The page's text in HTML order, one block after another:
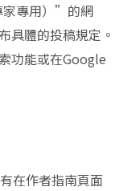
專用）”的網
具體的投稿規定。
功能或在Google
在作者指南頁面